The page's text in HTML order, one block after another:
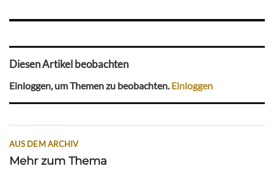
Diesen Artikel beobachten
Einloggen, um Themen zu beobachten.Einloggen
AUS DEM ARCHIV
Mehr zum Thema